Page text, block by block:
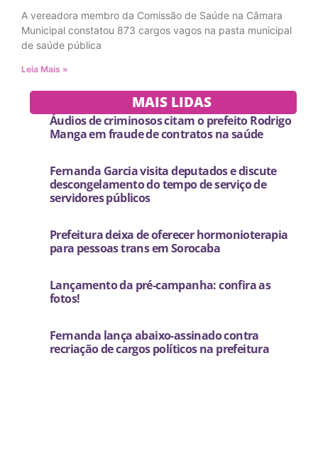
A vereadora membro da Comissão de Saúde na Câmara
Municipal constatou 873 cargos vagos na pasta municipal
de saúde pública
Leia Mais »
MAIS LIDAS
Áudios de criminosos citam o prefeito Rodrigo
Manga em fraude de contratos na saúde
Fernanda Garcia visita deputados e discute
descongelamento do tempo de serviço de
servidores públicos
Prefeitura deixa de oferecer hormonioterapia
para pessoas trans em Sorocaba
Lançamento da pré-campanha: confira as
fotos!
Fernanda lança abaixo-assinado contra
recriação de cargos políticos na prefeitura